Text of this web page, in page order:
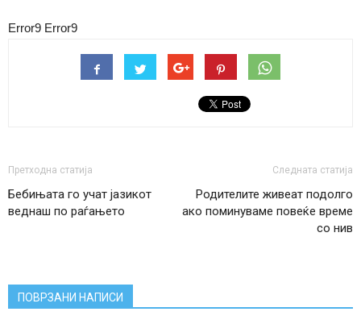
Error9 Error9
Претходна статија
Бебињата го учат јазикот
веднаш по раѓањето
Следната статија
Родителите живеат подолго
ако поминуваме повеќе време
со нив
ПОВРЗАНИ НАПИСИ